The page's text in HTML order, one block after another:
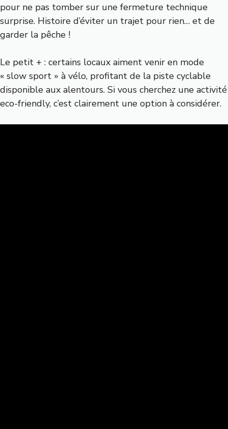
pour ne pas tomber sur une fermeture technique
surprise. Histoire d’éviter un trajet pour rien… et de
garder la pêche !
Le petit + : certains locaux aiment venir en mode
« slow sport » à vélo, profitant de la piste cyclable
disponible aux alentours. Si vous cherchez une activité
eco-friendly, c’est clairement une option à considérer.